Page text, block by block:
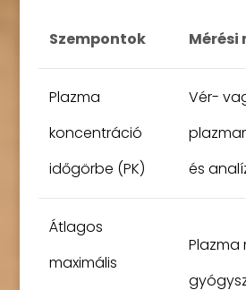
Szempontok Mérési
Plazma
koncentráció
időgörbe (PK)
Vér-
és
Átlagos
maximális
Plazma